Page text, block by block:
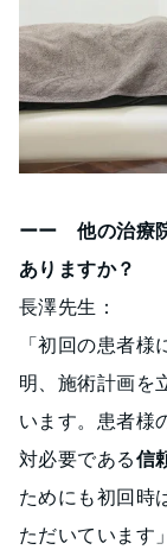
ーー 他の治療
ありますか？
長澤先生：
「初回の患者
明、施術計画を
います。患者様
対必要である信
ためにも初回時
ただいています」